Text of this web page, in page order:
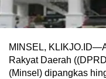
MINSEL,
Rakyat Daerah
(Minsel) dipangkas